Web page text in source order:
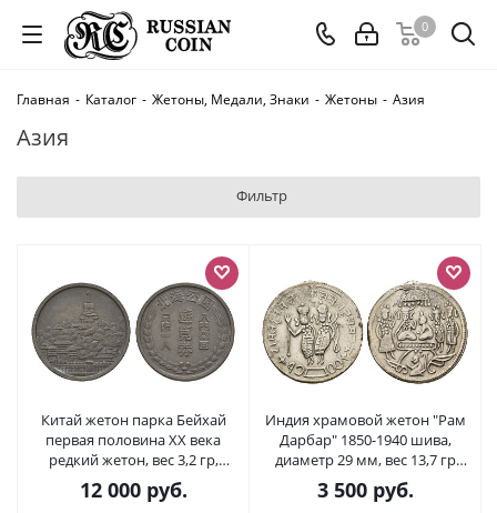
0
Главная - Каталог - Жетоны, Медали, Знаки - Жетоны - Азия
Азия
Фильтр
Китай жетон парка Бейхай
первая половина XX века
редкий жетон, вес 3,2 гр,
диаметр 22 мм цинк 603-311
12 000руб.
Индия храмовой жетон "Рам
Дарбар" 1850-1940 шива,
диаметр 29 мм, вес 13,7 гр
белый металл 4127-1441
3 500руб.